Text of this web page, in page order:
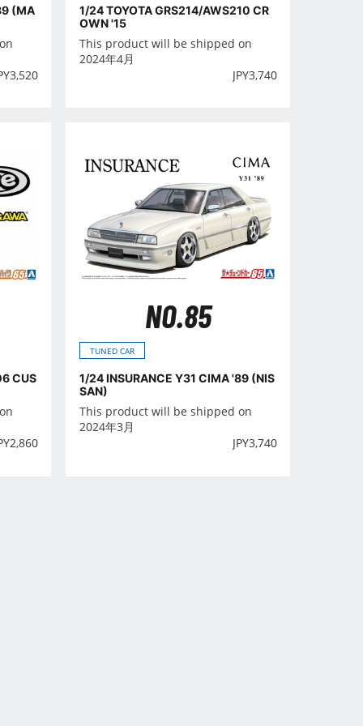
(MA
3,520
1/24 TOYOTA GRS214/AWS210 CR
OWN '15
This product will be shipped on
2024年4月
JPY3,740
CUS
2,860
NO.85
TUNED CAR
1/24 INSURANCE Y31 CIMA '89 (NIS
SAN)
This product will be shipped on
2024年3月
JPY3,740